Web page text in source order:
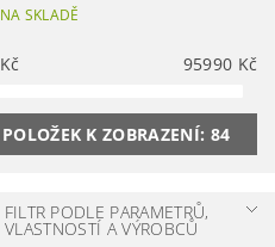
NA SKLADĚ
Kč 95990 Kč
POLOŽEK K ZOBRAZENÍ: 84
FILTR PODLE PARAMETRŮ,
VLASTNOSTÍ A VÝROBCŮ